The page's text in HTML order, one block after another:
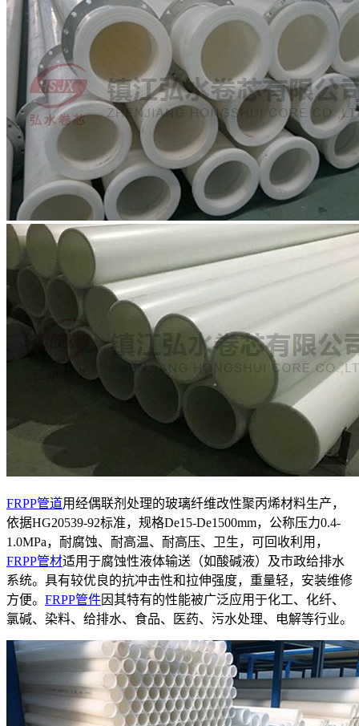
FRPP管道用经偶联剂处理的玻璃纤维改性聚丙烯材料生产，
依据HG20539-92标准，规格De15-De1500mm，公称压力0.4-
1.0MPa，耐腐蚀、耐高温、耐高压、卫生，可回收利用，
FRPP管材适用于腐蚀性液体输送（如酸碱液）及市政给排水
系统。具有较优良的抗冲击性和拉伸强度，重量轻，安装维修
方便。 FRPP管件因其特有的性能被广泛应用于化工、化纤、
氯碱、染料、给排水、食品、医药、污水处理、电解等行业。